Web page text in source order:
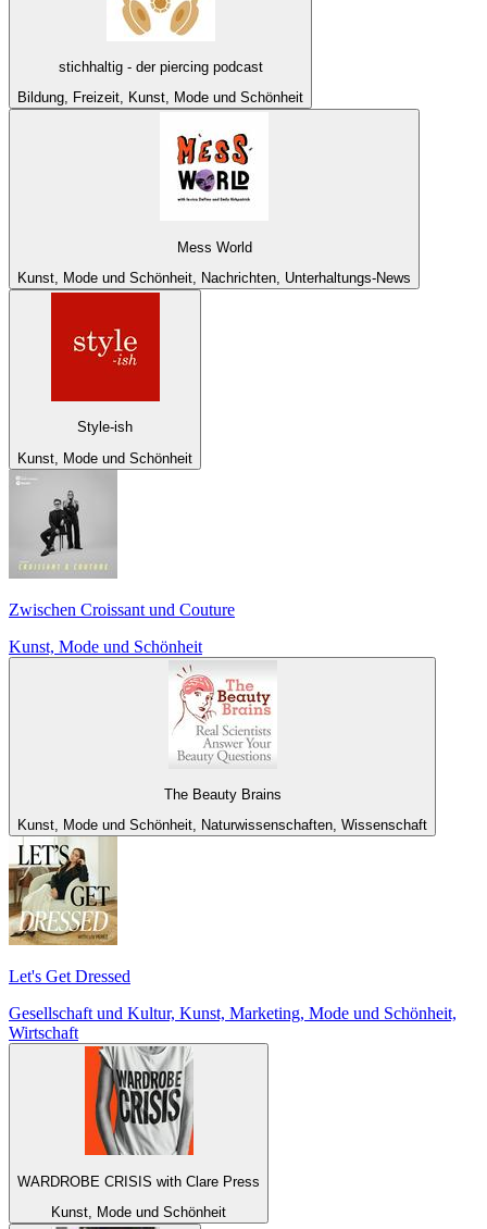
stichhaltig - der piercing podcast
Bildung, Freizeit, Kunst, Mode und Schönheit
Mess World
Kunst, Mode und Schönheit, Nachrichten, Unterhaltungs-News
Style-ish
Kunst, Mode und Schönheit
Zwischen Croissant und Couture
Kunst, Mode und Schönheit
The Beauty Brains
Kunst, Mode und Schönheit, Naturwissenschaften, Wissenschaft
Let's Get Dressed
Gesellschaft und Kultur, Kunst, Marketing, Mode und Schönheit,
Wirtschaft
WARDROBE CRISIS with Clare Press
Kunst, Mode und Schönheit